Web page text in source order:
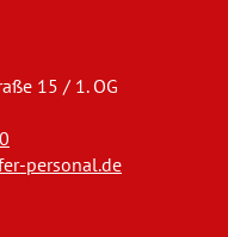
15 / 1. OG
personal.de